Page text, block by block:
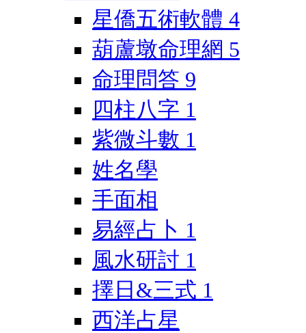
星僑五術軟體 4
葫蘆墩命理網 5
命理問答 9
四柱八字 1
紫微斗數 1
姓名學
手面相
易經占卜 1
風水研討 1
擇日&三式 1
西洋占星